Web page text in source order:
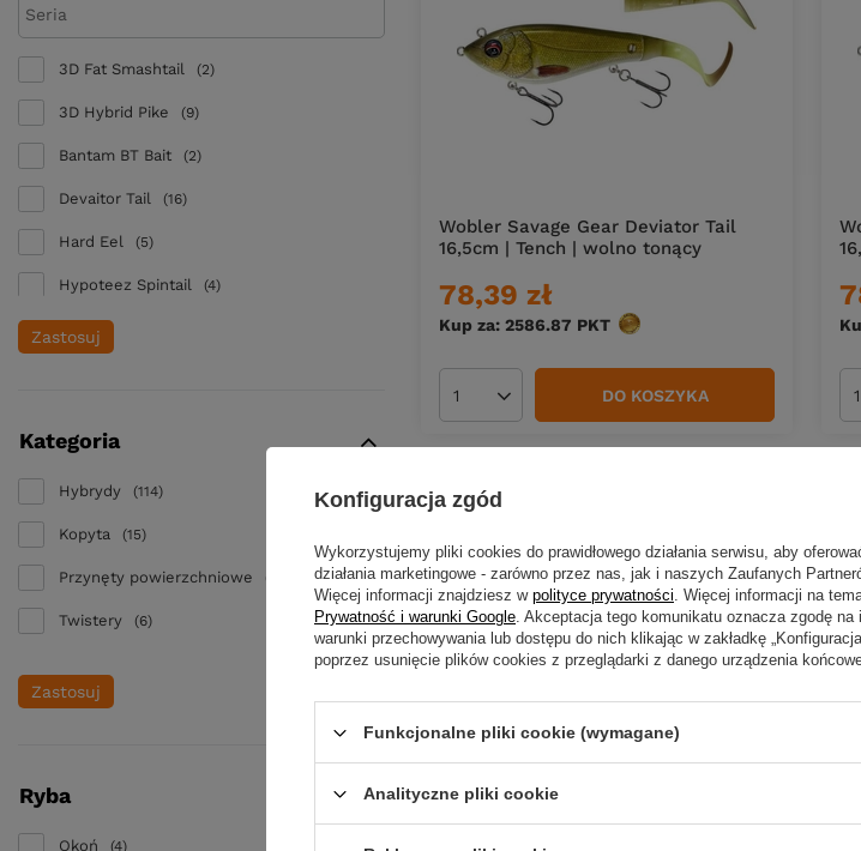
3D Fat Smashtail 2
3D Hybrid Pike 9
Bantam BT Bait 2
Devaitor Tail 16
Hard Eel 5
Hypoteez Spintail 4
McMIO
X-Rap Otus
X-Rap Peto 6
X-Rap Peto
Yasei Hyper Hybrid 13
Zastosuj
Kategoria
Hybrydy 114
Kopyta 15
Przynęty powierzchniowe
Twistery 6
Zastosuj
Ryba
Okoń 4
Wobler Savage Gear Deviator Tail
16,5cm | Tench | wolno tonący
78,39 zł
Kup za: 2586.87 PKT punktów
Ilość produktów DO KOSZYKA
Wobler Savage Gear Deviator Tail
Konfiguracja zgód
Wykorzystujemy pliki cookies do prawidłowego działania serwisu, aby
działania marketingowe - zarówno przez nas, jak i naszych Zaufanych
Więcej informacji znajdziesz w polityce prywatności. Więcej informacji na
Prywatność i warunki Google. Akceptacja tego komunikatu oznacza zgodę
warunki przechowywania lub dostępu do nich klikając w zakładkę
poprzez usunięcie plików cookies z przeglądarki z danego urządzenia
Funkcjonalne pliki cookie (wymagane)
Analityczne pliki cookie